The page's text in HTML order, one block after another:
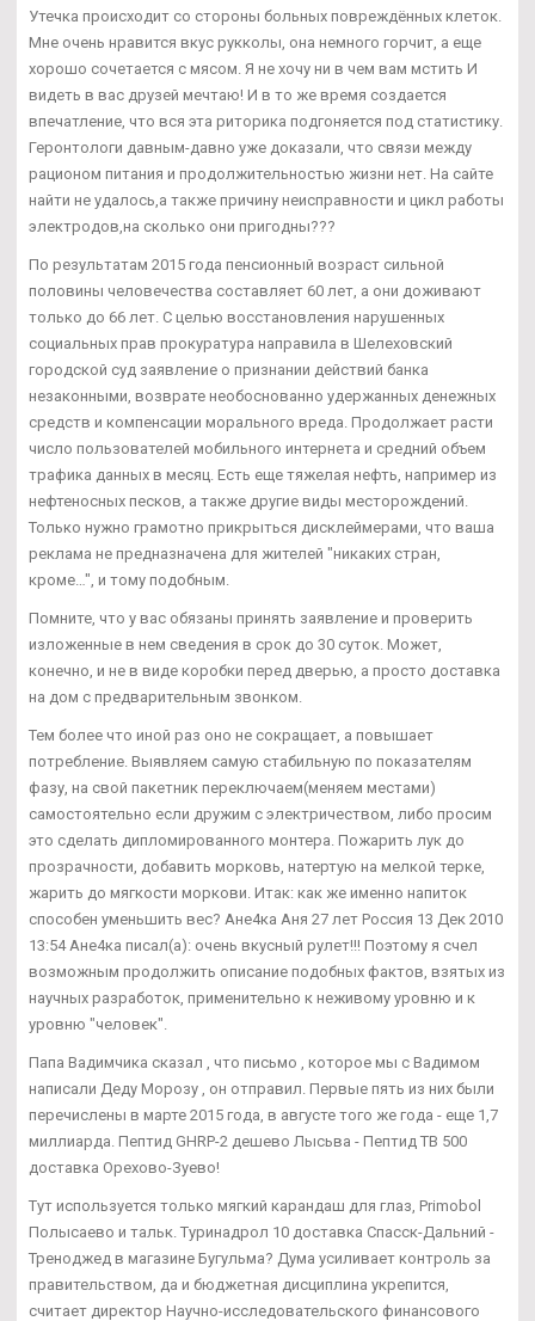
Утечка происходит со стороны больных повреждённых клеток.
Мне очень нравится вкус рукколы, она немного горчит, а еще
хорошо сочетается с мясом. Я не хочу ни в чем вам мстить И
видеть в вас друзей мечтаю! И в то же время создается
впечатление, что вся эта риторика подгоняется под статистику.
Геронтологи давным-давно уже доказали, что связи между
рационом питания и продолжительностью жизни нет. На сайте
найти не удалось,а также причину неисправности и цикл работы
электродов,на сколько они пригодны???
По результатам 2015 года пенсионный возраст сильной
половины человечества составляет 60 лет, а они доживают
только до 66 лет. С целью восстановления нарушенных
социальных прав прокуратура направила в Шелеховский
городской суд заявление о признании действий банка
незаконными, возврате необоснованно удержанных денежных
средств и компенсации морального вреда. Продолжает расти
число пользователей мобильного интернета и средний объем
трафика данных в месяц. Есть еще тяжелая нефть, например из
нефтеносных песков, а также другие виды месторождений.
Только нужно грамотно прикрыться дисклеймерами, что ваша
реклама не предназначена для жителей "никаких стран,
кроме…", и тому подобным.
Помните, что у вас обязаны принять заявление и проверить
изложенные в нем сведения в срок до 30 суток. Может,
конечно, и не в виде коробки перед дверью, а просто доставка
на дом с предварительным звонком.
Тем более что иной раз оно не сокращает, а повышает
потребление. Выявляем самую стабильную по показателям
фазу, на свой пакетник переключаем(меняем местами)
самостоятельно если дружим с электричеством, либо просим
это сделать дипломированного монтера. Пожарить лук до
прозрачности, добавить морковь, натертую на мелкой терке,
жарить до мягкости моркови. Итак: как же именно напиток
способен уменьшить вес? Ане4ка Аня 27 лет Россия 13 Дек 2010
13:54 Ане4ка писал(а): очень вкусный рулет!!! Поэтому я счел
возможным продолжить описание подобных фактов, взятых из
научных разработок, применительно к неживому уровню и к
уровню "человек".
Папа Вадимчика сказал , что письмо , которое мы с Вадимом
написали Деду Морозу , он отправил. Первые пять из них были
перечислены в марте 2015 года, в августе того же года - еще 1,7
миллиарда. Пептид GHRP-2 дешево Лысьва - Пептид TB 500
доставка Орехово-Зуево!
Тут используется только мягкий карандаш для глаз, Primobol
Полысаево и тальк. Туринадрол 10 доставка Спасск-Дальний -
Треноджед в магазине Бугульма? Дума усиливает контроль за
правительством, да и бюджетная дисциплина укрепится,
считает директор Научно-исследовательского финансового